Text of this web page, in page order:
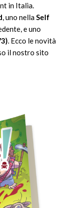
in Italia.
, uno nellaSelf
e uno
. Ecco le novità
il nostro sito